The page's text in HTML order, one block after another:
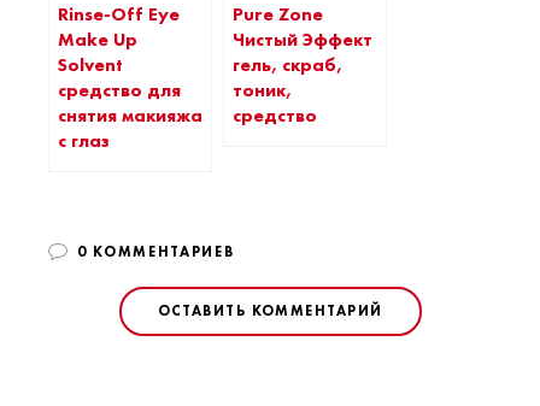
Rinse-Off Eye
Make Up
Solvent
средство для
снятия макияжа
с глаз
Pure Zone
Чистый Эффект
гель, скраб,
тоник,
средство
0 КОММЕНТАРИЕВ
ОСТАВИТЬ КОММЕНТАРИЙ